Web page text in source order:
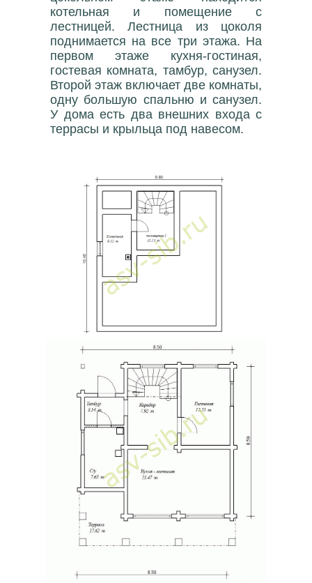
котельная и помещение с
лестницей. Лестница из цоколя
поднимается на все три этажа. На
первом этаже кухня-гостиная,
гостевая комната, тамбур, санузел.
Второй этаж включает две комнаты,
одну большую спальню и санузел.
У дома есть два внешних входа с
террасы и крыльца под навесом.